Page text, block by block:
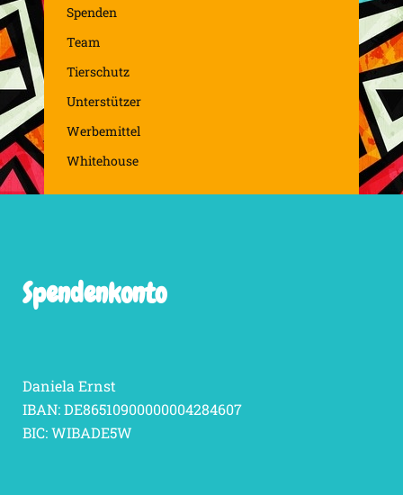
Spenden
Team
Tierschutz
Unterstützer
Werbemittel
Whitehouse
Spendenkonto
Daniela Ernst
IBAN: DE86510900000004284607
BIC: WIBADE5W